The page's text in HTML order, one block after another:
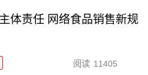
体责任 网络食品销售新规
阅读 11405